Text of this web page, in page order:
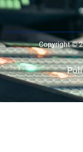
Copyright ©